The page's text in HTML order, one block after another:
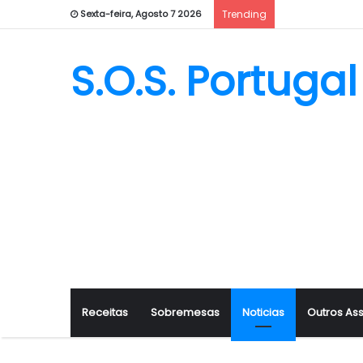
Sexta-feira, Agosto 7 2026 Trending
S.O.S. Portugal
Receitas Sobremesas Noticias Outros